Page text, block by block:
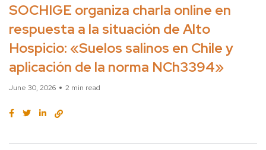
SOCHIGE organiza charla online en
respuesta a la situación de Alto
Hospicio: «Suelos salinos en Chile y
aplicación de la norma NCh3394»
June 30, 2026 2 min read